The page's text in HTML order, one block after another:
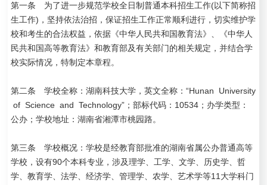
第一条 为了进一步规范学校全日制普通本科招生工作(以下简称招
生工作)，坚持依法治招，保证招生工作正常顺利进行，切实维护学
校和考生的合法权益，依据《中华人民共和国教育法》、《中华人
民共和国高等教育法》和教育部及有关部门的相关规定，并结合学
校实际情况，特制定本章程。
第二条 学校全称：湖南科技大学，英文全称：“Hunan University
of Science and Technology”；部标代码：10534；办学类型：
公办；学校地址：湖南省湘潭市桃园路。
第三条 学校概况：学校是经教育部批准的湖南省属公办普通高等
学校，设有90个本科专业，涉及理学、工学、文学、历史学、哲
学、教育学、法学、经济学、管理学、农学、艺术学等11大学科门